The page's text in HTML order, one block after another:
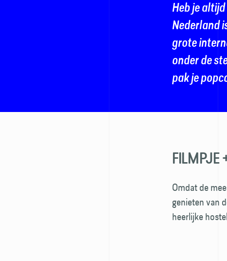
Heb je
Nederland
grote
onder de
pak je
FILMPJE
Omdat de
genieten van
heerlijke